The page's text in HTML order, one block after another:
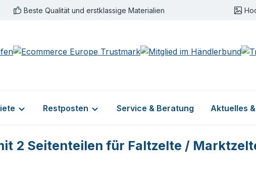
Beste Qualität und erstklassige Materialien
Restposten Service & Beratung Aktuelles
2 Seitenteilen für Faltzelte /